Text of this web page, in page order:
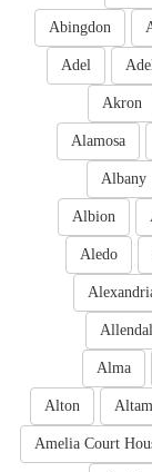
Abingdon
Adel
Akron
Alamosa
Albany
Albion
Aledo
Alma
Alton
Amelia Court